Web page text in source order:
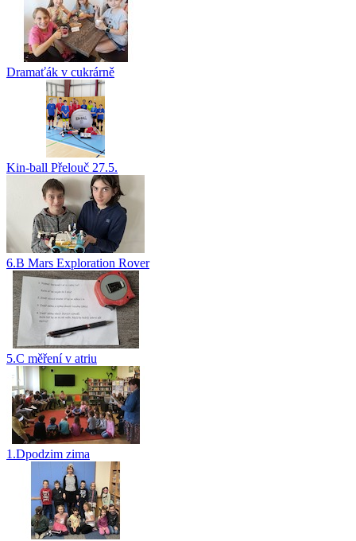
Dramaťák v cukrárně
Kin-ball Přelouč 27.5.
6.B Mars Exploration Rover
5.C měření v atriu
1.Dpodzim zima